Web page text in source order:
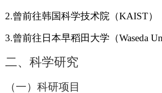
2.曾前往韩国科学技术院（KAIST）
3.曾前往日本早稻田大学（Waseda
二、科学研究
（一） 科研项目